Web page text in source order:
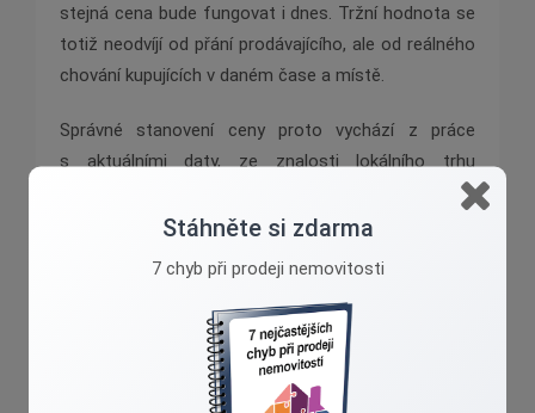
stejná cena bude fungovat i dnes. Tržní hodnota se
totiž neodvíjí od přání prodávajícího, ale od reálného
chování kupujících v daném čase a místě.
Správné stanovení ceny proto vychází z práce
s aktuálními daty, ze znalosti lokálního trhu
a zkušeností z reálně uskutečněných prodejů.
Důležitou roli hraje i strategie. Jinak bychom měli
prodej, a jinak k té, kde je prostor pro vyjednávání.
Právě schopnost vyhodnotit všechny souvislosti
a zvolit správný postup rozhoduje o tom, zda se
nemovitost prodá za odpovídajících podmínek, nebo
Stáhněte si zdarma
7 chyb při prodeji nemovitosti